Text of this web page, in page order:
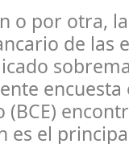
o por otra,
de las
encuesta
es el